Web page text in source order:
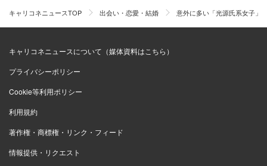
キャリコネニュースTOP 出会い・恋愛・結婚 意外に多い「光源氏系女子」
キャリコネニュースについて（媒体資料はこちら）
プライバシーポリシー
Cookie等利用ポリシー
利用規約
著作権・商標権・リンク・フィード
情報提供・リクエスト